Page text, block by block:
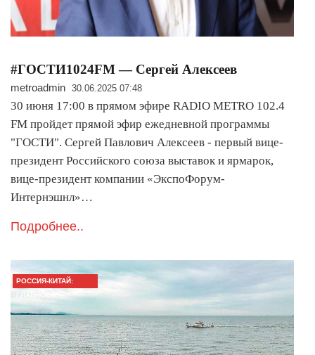
#ГОСТИ1024FM — Сергей Алексеев
metroadmin 30.06.2025 07:48
30 июня 17:00 в прямом эфире RADIO METRO 102.4
FM пройдет прямой эфир ежедневной программы
"ГОСТИ". Сергей Павлович Алексеев - первый вице-
президент Российского союза выставок и ярмарок,
вице-президент компании «ЭкспоФорум-
Интернэшнл»…
Подробнее..
РОССИЯ-КИТАЙ:
ГЛАВНОЕ